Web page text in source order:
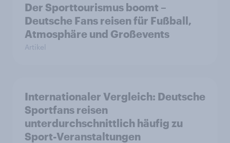
Der Sporttourismus boomt –
Deutsche Fans reisen für Fußball,
Atmosphäre und Großevents
Artikel
Internationaler Vergleich: Deutsche
Sportfans reisen
unterdurchschnittlich häufig zu
Sport-Veranstaltungen